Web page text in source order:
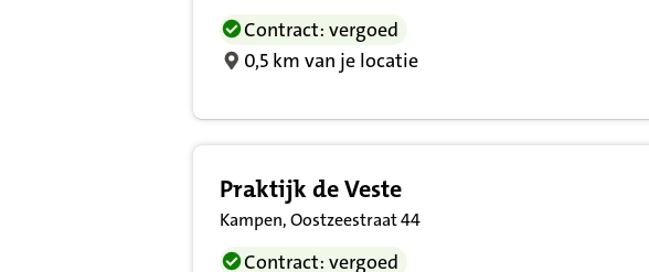
Contract: vergoed
0,5 km van je locatie
Praktijk de Veste
Kampen, Oostzeestraat 44
Contract: vergoed